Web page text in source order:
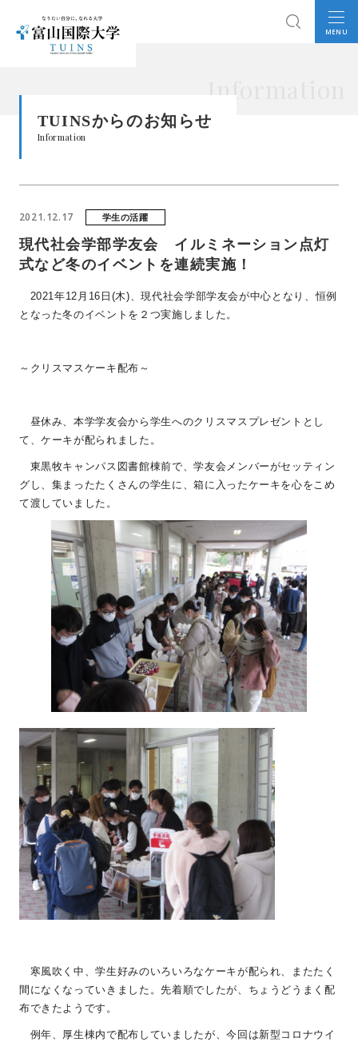
MENU
Information
TUINSからのお知らせ
Information
2021.12.17 学生の活躍
現代社会学部学友会 イルミネーション点灯
式など冬のイベントを連続実施！
2021年12月16日(木)、現代社会学部学友会が中心となり、恒例
となった冬のイベントを２つ実施しました。
～クリスマスケーキ配布～
昼休み、本学学友会から学生へのクリスマスプレゼントとし
て、ケーキが配られました。
東黒牧キャンパス図書館棟前で、学友会メンバーがセッティン
グし、集まったたくさんの学生に、箱に入ったケーキを心をこめ
て渡していました。
寒風吹く中、学生好みのいろいろなケーキが配られ、またたく
間になくなっていきました。先着順でしたが、ちょうどうまく配
布できたようです。
例年、厚生棟内で配布していましたが、今回は新型コロナウイ